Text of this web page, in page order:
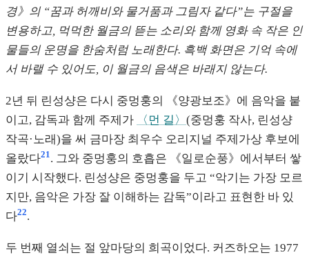
경》의 “꿈과 허깨비와 물거품과 그림자 같다”는 구절을
변용하고, 먹먹한 월금의 뜯는 소리와 함께 영화 속 작은 인
물들의 운명을 한숨처럼 노래한다. 흑백 화면은 기억 속에
서 바랠 수 있어도, 이 월금의 음색은 바래지 않는다.
2년 뒤 린성샹은 다시 중멍훙의 《양광보조》에 음악을 붙
이고, 감독과 함께 주제가
〈먼 길〉 (중멍훙 작사, 린성샹
작곡·노래)을 써 금마장 최우수 오리지널 주제가상 후보에
올랐다21. 그와 중멍훙의 호흡은 《일로순풍》에서부터 쌓
이기 시작했다. 린성샹은 중멍훙을 두고 “악기는 가장 모르
지만, 음악은 가장 잘 이해하는 감독”이라고 표현한 바 있
다22.
두 번째 열쇠는 절 앞마당의 희곡이었다. 커즈하오는 1977